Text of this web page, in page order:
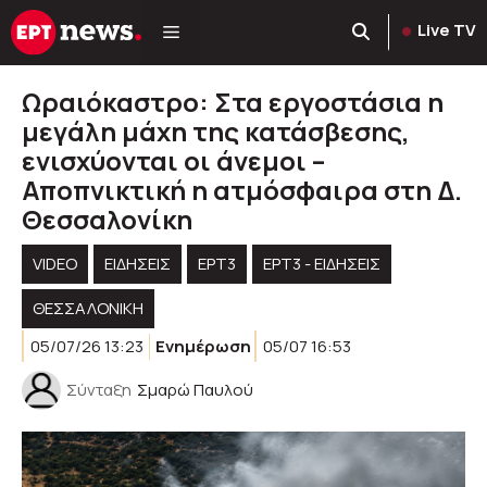
Μετάβαση
σε
Live TV
Ωραιόκαστρο: Στα εργοστάσια η
μεγάλη μάχη της κατάσβεσης,
ενισχύονται οι άνεμοι –
Αποπνικτική η ατμόσφαιρα στη Δ.
Θεσσαλονίκη
VIDEO ΕΙΔΗΣΕΙΣ ΕΡΤ3
ΕΡΤ3 - ΕΙΔΉΣΕΙΣ
ΘΕΣΣΑΛΟΝΙΚΗ
05/07/26 13:23
Ενημέρωση 05/07 16:53
Σύνταξη Σμαρώ Παυλού